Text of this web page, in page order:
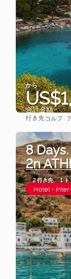
から
合計金額
行き先コルフ ·
8
2n
2 行き先 1
Hotel +